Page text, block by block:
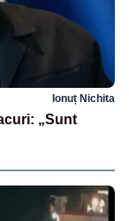
Ionuț Nichita
„Sunt